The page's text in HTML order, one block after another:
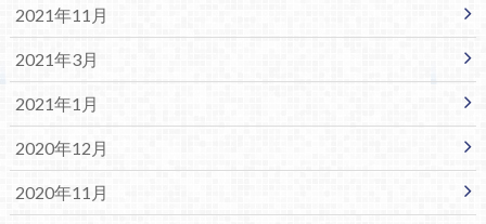
2021年11月
2021年3月
2021年1月
2020年12月
2020年11月